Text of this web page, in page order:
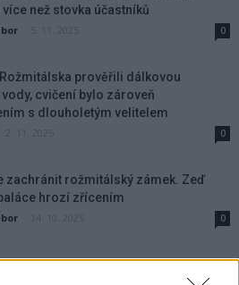
než stovka účastníků
0
prověřili dálkovou
cvičení bylo zároveň
s dlouholetým velitelem
0
zachránit rožmitálský zámek. Zeď
hrozí zřícením
0
pod Třemšínem zve na oslavy výročí